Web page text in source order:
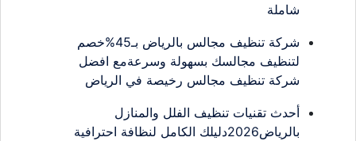
شاملة
شركة تنظيف مجالس بالرياض بـ45%خصم
لتنظيف مجالسك بسهولة وسرعةمع افضل
شركة تنظيف مجالس رخيصة في الرياض
أحدث تقنيات تنظيف الفلل والمنازل
بالرياض2026دليلك الكامل لنظافة احترافية